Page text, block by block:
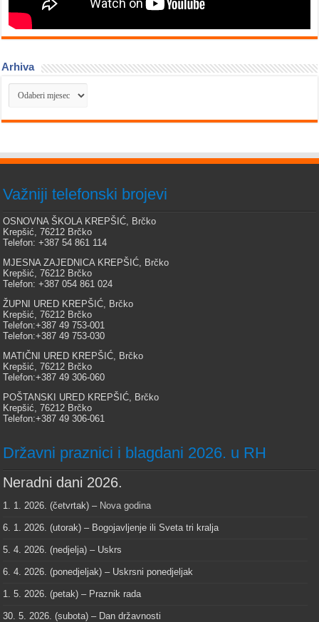
Arhiva
Arhiva
Važniji telefonski brojevi
OSNOVNA ŠKOLA KREPŠIĆ, Brčko
Krepšić, 76212 Brčko
Telefon: +387 54 861 114
MJESNA ZAJEDNICA KREPŠIĆ, Brčko
Krepšić, 76212 Brčko
Telefon: +387 054 861 024
ŽUPNI URED KREPŠIĆ, Brčko
Krepšić, 76212 Brčko
Telefon:+387 49 753-001
Telefon:+387 49 753-030
MATIČNI URED KREPŠIĆ, Brčko
Krepšić, 76212 Brčko
Telefon:+387 49 306-060
POŠTANSKI URED KREPŠIĆ, Brčko
Krepšić, 76212 Brčko
Telefon:+387 49 306-061
Državni praznici i blagdani 2026. u RH
Neradni dani 2026.
1. 1. 2026. (četvrtak) – Nova godina
6. 1. 2026. (utorak) – Bogojavljenje ili Sveta tri kralja
5. 4. 2026. (nedjelja) – Uskrs
6. 4. 2026. (ponedjeljak) – Uskrsni ponedjeljak
1. 5. 2026. (petak) – Praznik rada
30. 5. 2026. (subota) – Dan državnosti